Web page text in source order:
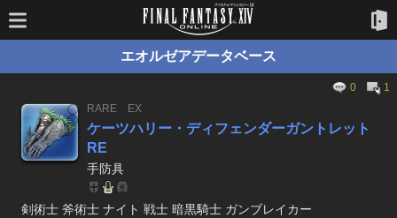
エオルゼアデータベース
0
1
RARE
EX
ケーツハリー・ディフェンダーガントレット
RE
手防具
剣術士 斧術士 ナイト 戦士 暗黒騎士 ガンブレイカー